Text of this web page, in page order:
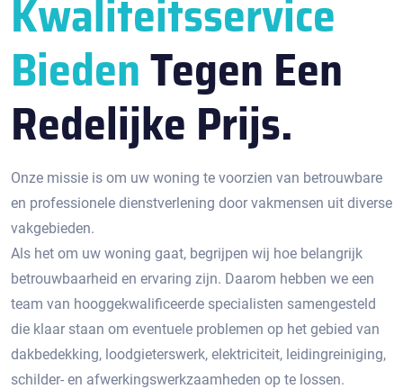
Kwaliteitsservice
BiedenTegen Een
Redelijke Prijs.
Onze missie is om uw woning te voorzien van betrouwbare
en professionele dienstverlening door vakmensen uit diverse
vakgebieden.
Als het om uw woning gaat, begrijpen wij hoe belangrijk
betrouwbaarheid en ervaring zijn. Daarom hebben we een
team van hooggekwalificeerde specialisten samengesteld
die klaar staan om eventuele problemen op het gebied van
dakbedekking, loodgieterswerk, elektriciteit, leidingreiniging,
schilder- en afwerkingswerkzaamheden op te lossen.